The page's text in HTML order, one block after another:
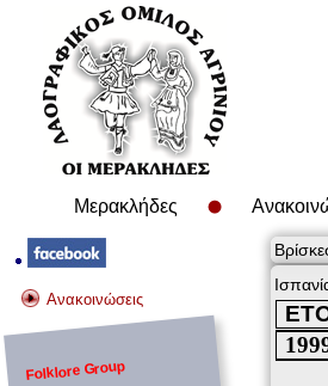
Μερακλήδες
Ανακοινώσεις
Folklore Group